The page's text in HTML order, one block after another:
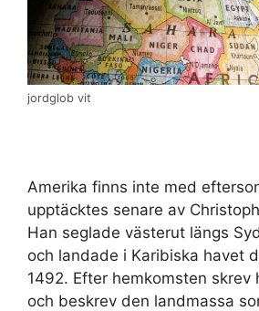
jordglob vit
Amerika finns inte med
upptäcktes senare av
Han seglade västerut längs
och landade i Karibiska havet
1492. Efter hemkomsten skrev
och beskrev den landmassa